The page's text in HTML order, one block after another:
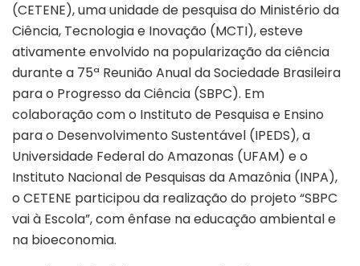
(CETENE), uma unidade de pesquisa do Ministério da
Ciência, Tecnologia e Inovação (MCTI), esteve
ativamente envolvido na popularização da ciência
durante a 75ª Reunião Anual da Sociedade Brasileira
para o Progresso da Ciência (SBPC). Em
colaboração com o Instituto de Pesquisa e Ensino
para o Desenvolvimento Sustentável (IPEDS), a
Universidade Federal do Amazonas (UFAM) e o
Instituto Nacional de Pesquisas da Amazônia (INPA),
o CETENE participou da realização do projeto “SBPC
vai à Escola”, com ênfase na educação ambiental e
na bioeconomia.